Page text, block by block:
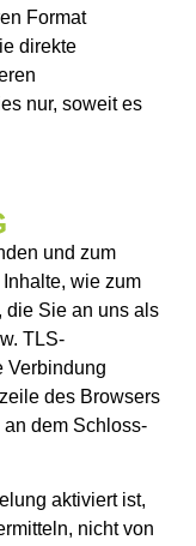
Format
direkte
nur, soweit es
und zum
wie zum
die Sie an uns als
TLS-
Verbindung
des Browsers
an dem Schloss-
aktiviert ist,
nicht von